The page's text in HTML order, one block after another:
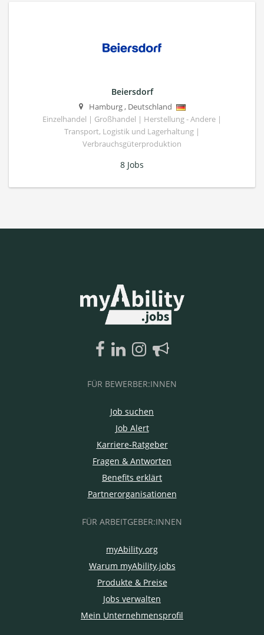
Beiersdorf
Hamburg, Deutschland
Einzelhandel | Großhandel | Herstellung - Andere |
Transport, Logistik und Lagerhaltung |
Verbrauchsgüterproduktion
8 Jobs
FÜR BEWERBER:INNEN
Job suchen
Job Alert
Karriere-Ratgeber
Fragen & Antworten
Benefits erklärt
Partnerorganisationen
FÜR ARBEITGEBER:INNEN
myAbility.org
Warum myAbility.jobs
Produkte & Preise
Jobs verwalten
Mein Unternehmensprofil